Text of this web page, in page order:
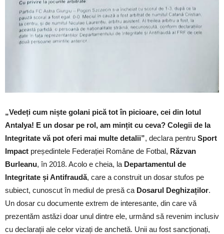
„Vedeți cum niște golani pică tot în picioare, cei din lotul
Antalya! E un dosar pe rol, am mințit cu ceva? Colegii de la
Integritate vă pot oferi mai multe detalii”, declara pentru Sport
Impact președintele Federației Române de Fotbal, Răzvan
Burleanu, în 2018. Acolo e cheia, la Departamentul de
Integritate și Antifraudă, care a construit un dosar stufos pe
subiect, cunoscut în mediul de presă ca Dosarul Deghizaților.
Un dosar cu documente extrem de interesante, din care vă
prezentăm astăzi doar unul dintre ele, urmând să revenim inclusiv
cu declarații ale celor vizați de anchetă. Unii au fost sancționați,